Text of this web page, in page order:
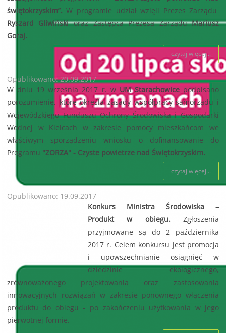
świętokrzyskim”. W programie udział wzięli Prezes Zarządu
Ryszard Gliwińskioraz Zastępca Prezesa ZarząduMariusz
Goraj.
czytaj więcej...
Opublikowano: 20.09.2017
W dniu 19 września 2017 r. w UM Starachowicepodpisano
porozumienie, które określa zasady współpracy samorządu i
Wojewódzkiego Funduszu Ochrony Środowiska i Gospodarki
Wodnej w Kielcach w zakresie pomocy mieszkańcom we
właściwym sporządzeniu wniosku o dofinansowanie do
Programu "ZORZA" - Czyste powietrze nad Świętokrzyskim.
czytaj więcej...
Opublikowano: 19.09.2017
Konkurs Ministra Środowiska –
Produkt w obiegu.Zgłoszenia
przyjmowane są do 2 października
2017 r. Celem konkursu jest promocja
i upowszechnianie osiągnięć w
dziedzinie ekologicznego,
zrównoważonego projektowania oraz zastosowania
innowacyjnych rozwiązań w zakresie ponownego włączenia
produktu do obiegu - po zakończeniu użytkowania w jego
pierwotnej formie.